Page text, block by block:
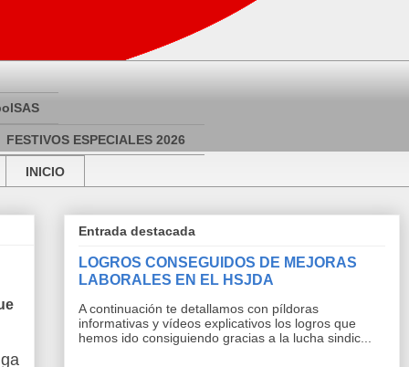
FESTIVOS ESPECIALES 2026
INICIO
Entrada destacada
LOGROS CONSEGUIDOS DE MEJORAS
LABORALES EN EL HSJDA
A continuación te detallamos con píldoras
informativas y vídeos explicativos los logros que
hemos ido consiguiendo gracias a la lucha sindic...